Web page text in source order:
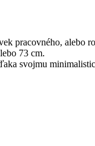
pracovného, alebo
73 cm.
svojmu